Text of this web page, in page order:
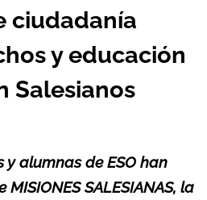
ciudadanía
y educación
Salesianos
y alumnas de ESO han
SALESIANAS, la